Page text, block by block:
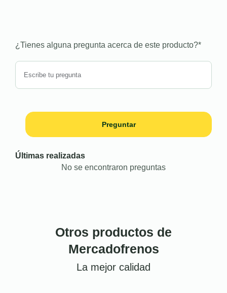
¿Tienes alguna pregunta acerca de este producto?*
Preguntar
Últimas realizadas
No se encontraron preguntas
Otros productos de
Mercadofrenos
La mejor calidad